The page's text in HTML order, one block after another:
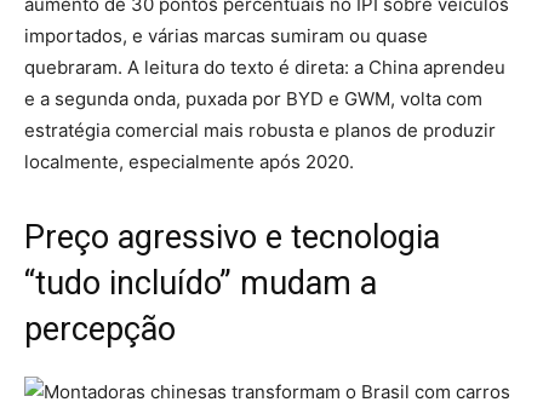
importados, e várias marcas sumiram ou quase
quebraram. A leitura do texto é direta: a China aprendeu
e a segunda onda, puxada por BYD e GWM, volta com
estratégia comercial mais robusta e planos de produzir
localmente, especialmente após 2020.
Preço agressivo e tecnologia
“tudo incluído” mudam a
percepção